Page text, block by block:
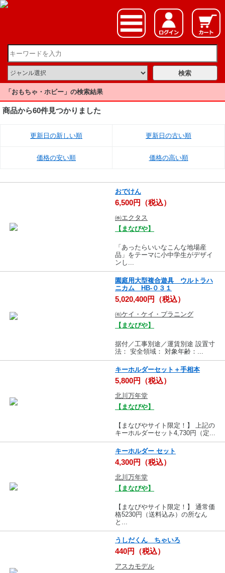
「おもちゃ・ホビー」の検索結果
商品から60件見つかりました
更新日の新しい順 更新日の古い順
価格の安い順 価格の高い順
おでけん
6,500円（税込）
㈱エクタス
【まなびや】
「あったらいいなこんな地場産
品」をテーマに小中学生がデザイ
ンし...
園庭用大型複合遊具 ウルトラハ
ニカム HB-０３１
5,020,400円（税込）
㈲ケイ・ケイ・プラニング
【まなびや】
据付／工事別途／運賃別途 設置寸
法： 安全領域： 対象年齢：...
キーホルダーセット＋手相本
5,800円（税込）
北川万年堂
【まなびや】
【まなびやサイト限定！】 上記の
キーホルダーセット4,730円（定...
キーホルダー セット
4,300円（税込）
北川万年堂
【まなびや】
【まなびやサイト限定！】 通常価
格5230円（送料込み）の所なん
と...
うしだくん ちゃいろ
440円（税込）
アスカモデル